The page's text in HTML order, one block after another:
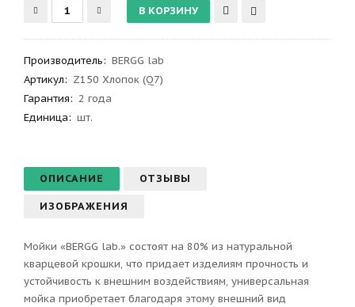
Производитель: BERGG lab
Артикул: Z150 Хлопок (Q7)
Гарантия: 2 года
Единица: шт.
ОПИСАНИЕ ОТЗЫВЫ
ИЗОБРАЖЕНИЯ
Мойки «BERGG lab.» состоят на 80% из натуральной
кварцевой крошки, что придает изделиям прочность и
устойчивость к внешним воздействиям, универсальная
мойка приобретает благодаря этому внешний вид